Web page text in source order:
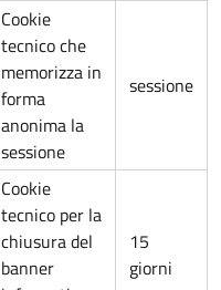
Cookie
tecnico che
memorizza in
forma
anonima la
sessione
sessione
Cookie
tecnico per la
chiusura del
banner
15
giorni